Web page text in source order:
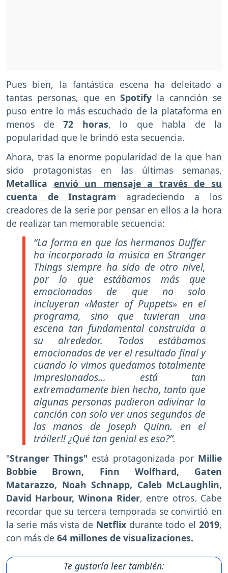
Pues bien, la fantástica escena ha deleitado a
tantas personas, que enSpotify la cannción se
puso entre lo más escuchado de la plataforma en
menos de 72 horas, lo que habla de la
popularidad que le brindó esta secuencia.
Ahora, tras la enorme popularidad de la que han
sido protagonistas en las últimas semanas,
Metallica envió un mensaje a través de su
cuenta de Instagram agradeciendo a los
creadores de la serie por pensar en ellos a la hora
de realizar tan memorable secuencia:
“La forma en que los hermanos Duffer
ha incorporado la música en Stranger
Things siempre ha sido de otro nivel,
por lo que estábamos más que
emocionados de que no solo
incluyeran «Master of Puppets» en el
programa, sino que tuvieran una
escena tan fundamental construida a
su alrededor. Todos estábamos
emocionados de ver el resultado final y
cuando lo vimos quedamos totalmente
impresionados… está tan
extremadamente bien hecho, tanto que
algunas personas pudieron adivinar la
canción con solo ver unos segundos de
las manos de Joseph Quinn. en el
tráiler!! ¿Qué tan genial es eso?”.
"Stranger Things" está protagonizada por Millie
Bobbie Brown, Finn Wolfhard, Gaten
Matarazzo, Noah Schnapp, Caleb McLaughlin,
David Harbour, Winona Rider, entre otros. Cabe
recordar que su tercera temporada se convirtió en
la serie más vista de Netflixdurante todo el2019,
con más de 64 millones de visualizaciones.
Te gustaría leer también: